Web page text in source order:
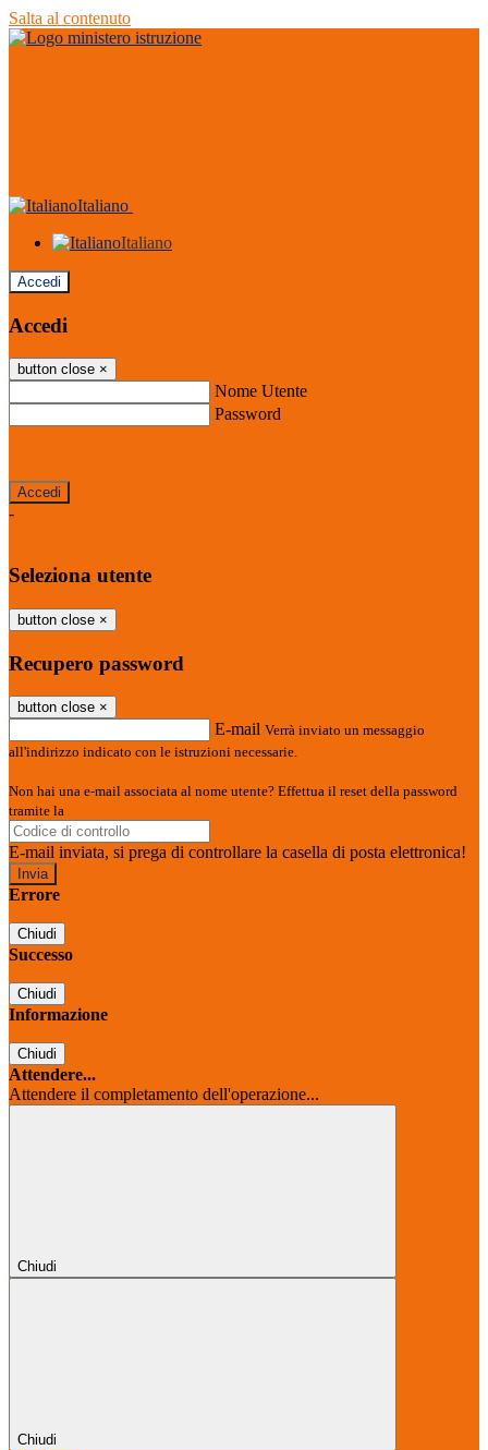
Salta al contenuto
Italiano
Italiano
Accedi
Accedi
button close ×
Nome Utente
Password
-
Seleziona utente
button close ×
Recupero password
button close ×
E-mail Verrà inviato un messaggio
all'indirizzo indicato con le istruzioni necessarie.
Non hai una e-mail associata al nome utente? Effettua il reset della password
tramite la
E-mail inviata, si prega di controllare la casella di posta elettronica!
Errore
Chiudi
Successo
Chiudi
Informazione
Chiudi
Attendere...
Attendere il completamento dell'operazione...
Chiudi
Chiudi